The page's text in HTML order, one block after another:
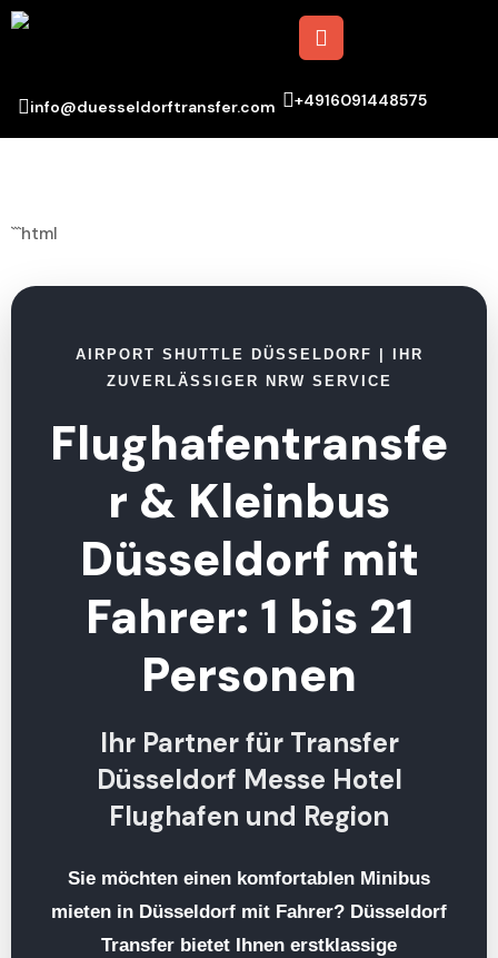
info@duesseldorftransfer.com +4916091448575
```html
AIRPORT SHUTTLE DÜSSELDORF | IHR
ZUVERLÄSSIGER NRW SERVICE
Flughafentransfe
r & Kleinbus
Düsseldorf mit
Fahrer: 1 bis 21
Personen
Ihr Partner für Transfer
Düsseldorf Messe Hotel
Flughafen und Region
Sie möchten einen komfortablen Minibus
mieten in Düsseldorf mit Fahrer? Düsseldorf
Transfer bietet Ihnen erstklassige